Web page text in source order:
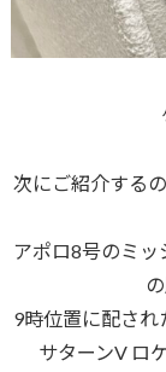
次にご紹介する
アポロ8号のミッ
9時位置に配され
サターンV ロ